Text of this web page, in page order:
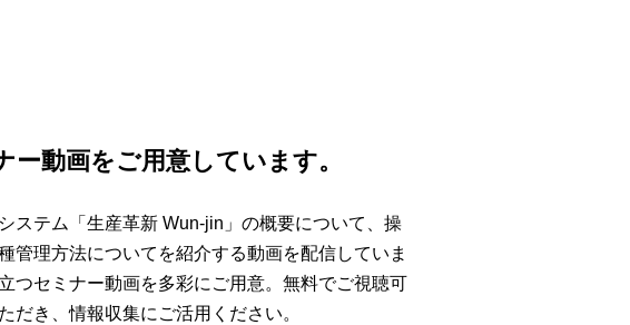
動画をご用意しています。
ステム「生産革新 Wun-jin」の概要について、操
管理方法についてを紹介する動画を配信していま
つセミナー動画を多彩にご用意。無料でご視聴可
だき、情報収集にご活用ください。